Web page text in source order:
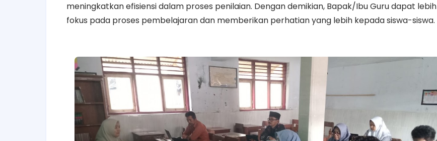
meningkatkan efisiensi dalam proses penilaian. Dengan demikian, Bapak/Ibu Guru dapat lebih
fokus pada proses pembelajaran dan memberikan perhatian yang lebih kepada siswa-siswa.